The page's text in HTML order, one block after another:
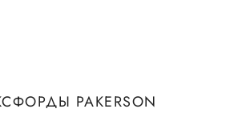
PAKERSON